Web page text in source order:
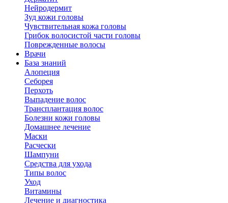
Нейродермит
Зуд кожи головы
Чувствительная кожа головы
Грибок волосистой части головы
Поврежденные волосы
Врачи
База знаний
Алопеция
Себорея
Перхоть
Выпадение волос
Трансплантация волос
Болезни кожи головы
Домашнее лечение
Маски
Расчески
Шампуни
Средства для ухода
Типы волос
Уход
Витамины
Лечение и диагностика